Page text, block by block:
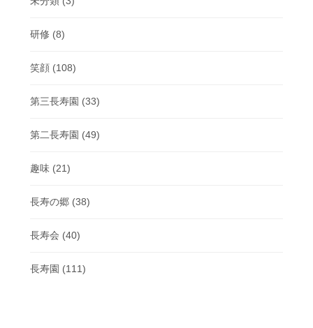
研修 (8)
笑顔(108)
第三長寿園 (33)
第二長寿園 (49)
趣味(21)
長寿の郷(38)
長寿会 (40)
長寿園 (111)